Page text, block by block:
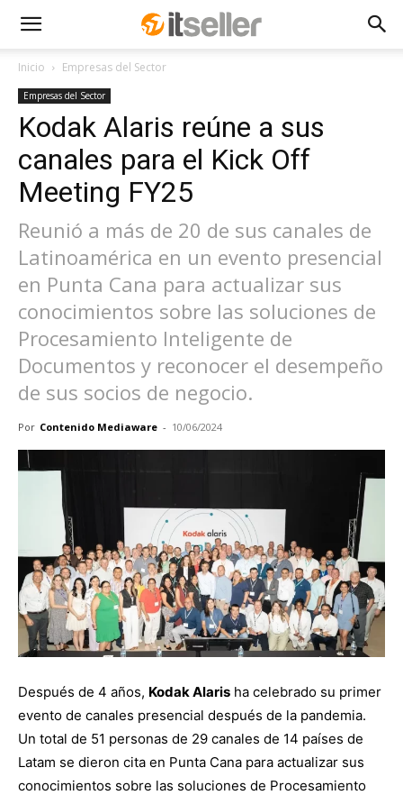
Inicio Empresas del Sector
Empresas del Sector
Kodak Alaris reúne a sus
canales para el Kick Off
Meeting FY25
Reunió a más de 20 de sus canales de
Latinoamérica en un evento presencial
en Punta Cana para actualizar sus
conocimientos sobre las soluciones de
Procesamiento Inteligente de
Documentos y reconocer el desempeño
de sus socios de negocio.
Por Contenido Mediaware - 10/06/2024
Después de 4 años, Kodak Alaris ha celebrado su primer
evento de canales presencial después de la pandemia.
Un total de 51 personas de 29 canales de 14 países de
Latam se dieron cita en Punta Cana para actualizar sus
conocimientos sobre las soluciones de Procesamiento